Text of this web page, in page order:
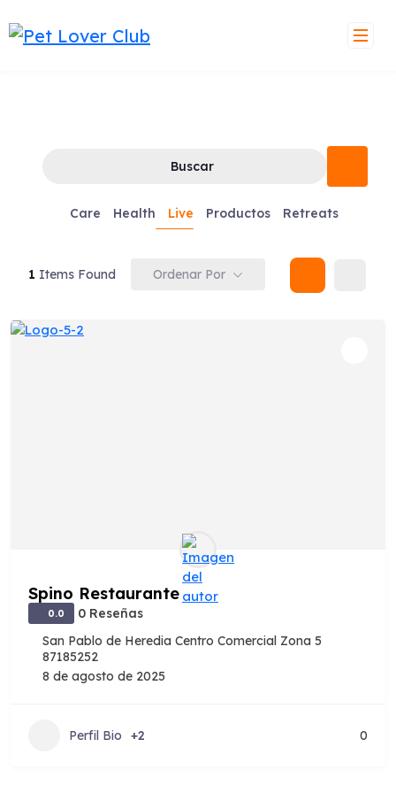
to
Buscar
Care Health Live Productos Retreats
1 Items Found Ordenar Por
Spino Restaurante
0.0
0 Reseñas
San Pablo de Heredia Centro Comercial Zona 5
87185252
8 de agosto de 2025
Perfil Bio +2 0